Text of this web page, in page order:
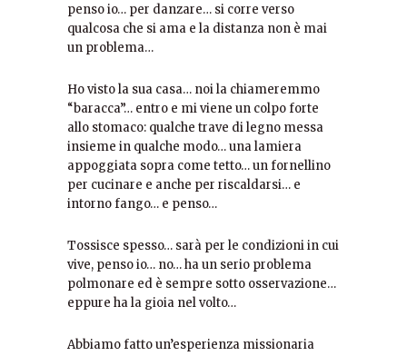
penso io… per danzare… si corre verso
qualcosa che si ama e la distanza non è mai
un problema…
Ho visto la sua casa… noi la chiameremmo
“baracca”… entro e mi viene un colpo forte
allo stomaco: qualche trave di legno messa
insieme in qualche modo… una lamiera
appoggiata sopra come tetto… un fornellino
per cucinare e anche per riscaldarsi… e
intorno fango… e penso…
Tossisce spesso… sarà per le condizioni in cui
vive, penso io… no… ha un serio problema
polmonare ed è sempre sotto osservazione…
eppure ha la gioia nel volto…
Abbiamo fatto un’esperienza missionaria